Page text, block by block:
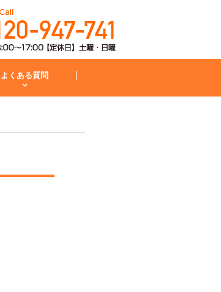
IH・コンロ
コンロ
見積から施工までの流れ
よくある質問